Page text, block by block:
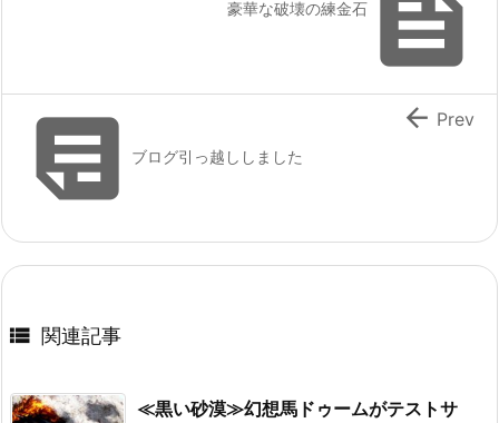

豪華な破壊の練金石
ブログ引っ越ししました
 Prev
 関連記事
≪黒い砂漠≫幻想馬ドゥームがテストサ